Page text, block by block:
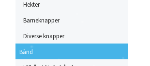
Hekter
Barneknapper
Diverse knapper
Bånd